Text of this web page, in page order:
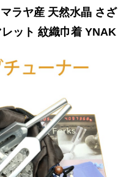
ラヤ産 天然水晶 さざ
ット 紋織巾着 YNAK